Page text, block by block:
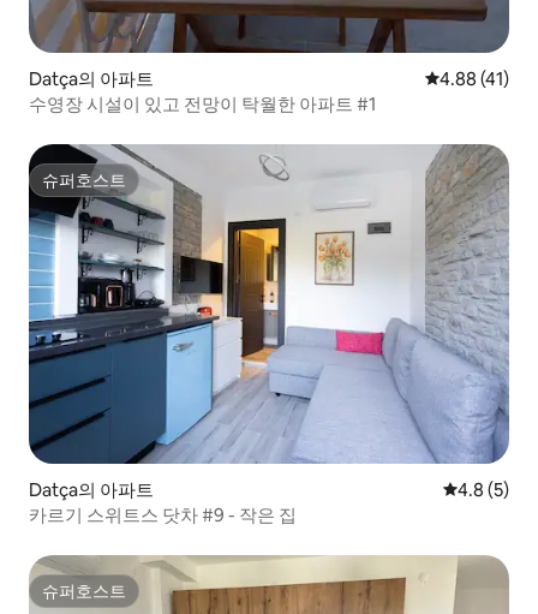
Datça의 아파트 평점 4.88점
4.88 (41)
수영장 시설이 있고 전망이 탁월한 아파트 #1
슈퍼호스트
슈퍼호스트
Datça의 아파트 평점 4.8점
4.8 (5)
카르기 스위트스 닷차 #9 - 작은 집
슈퍼호스트
슈퍼호스트